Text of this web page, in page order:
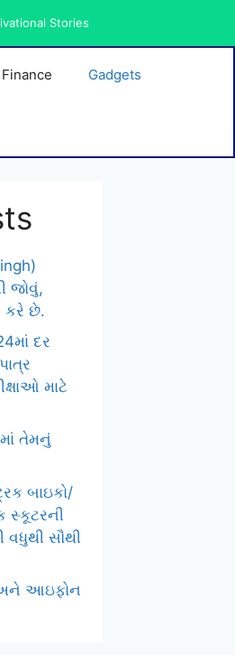
Stories
Gadgets
જોવું,
કરે છે.
દર
માટે
તેમનું
બાઇકો/
સ્કૂટરની
વધુથી સૌથી
અને આઇફોન